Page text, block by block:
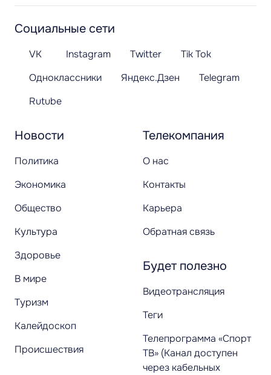
Новости
Политика
Экономика
Общество
Культура
Здоровье
В мире
Туризм
Калейдоскоп
Происшествия
Телекомпания
О нас
Контакты
Карьера
Обратная связь
Будет полезно
Видеотрансляция
Теги
Телепрограмма «Спорт
ТВ» (Канал доступен
через кабельных
Социальные сети
VK Instagram Twitter
Tik Tok
Одноклассники
Яндекс.Дзен
Telegram
Rutube